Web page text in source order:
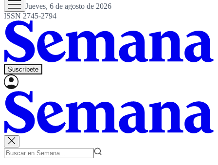
Jueves, 6 de agosto de 2026
ISSN 2745-2794
Suscríbete